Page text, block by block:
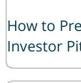
How to
Investor